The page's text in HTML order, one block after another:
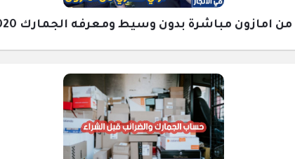
مباشرة بدون وسيط ومعرفه الجمارك 2020 | في الإنجاز